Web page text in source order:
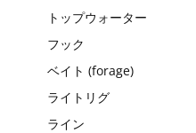
トップウォーター
フック
ベイト (forage)
ライトリグ
ライン